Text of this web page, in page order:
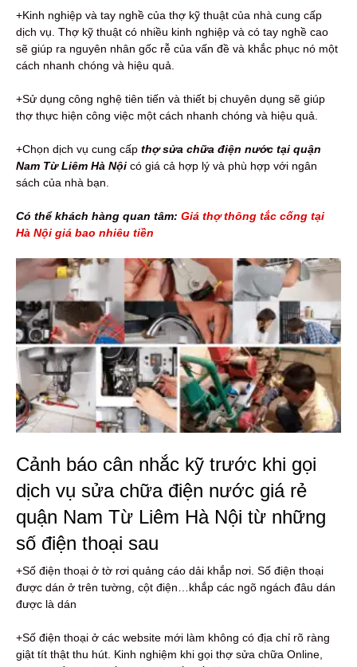
+Kinh nghiệp và tay nghề của thợ kỹ thuật của nhà cung cấp
dịch vụ. Thợ kỹ thuật có nhiều kinh nghiệp và có tay nghề cao
sẽ giúp ra nguyên nhân gốc rễ của vấn đề và khắc phục nó một
cách nhanh chóng và hiệu quả.
+Sử dụng công nghệ tiên tiến và thiết bị chuyên dụng sẽ giúp
thợ thực hiện công việc một cách nhanh chóng và hiệu quả.
+Chọn dịch vụ cung cấp thợ sửa chữa điện nước tại quận
Nam Từ Liêm Hà Nội có giá cả hợp lý và phù hợp với ngân
sách của nhà bạn.
Có thể khách hàng quan tâm: Giá thợ thông tắc cống tại
Hà Nội giá bao nhiêu tiền
Cảnh báo cân nhắc kỹ trước khi gọi
dịch vụ sửa chữa điện nước giá rẻ
quận Nam Từ Liêm Hà Nội từ những
số điện thoại sau
+Số điện thoại ở tờ rơi quảng cáo dải khắp nơi. Số điện thoại
được dán ở trên tường, cột điện…khắp các ngõ ngách đâu dán
được là dán
+Số điện thoại ở các website mới làm không có địa chỉ rõ ràng
giật tít thật thu hút. Kinh nghiệm khi gọi thợ sửa chữa Online,